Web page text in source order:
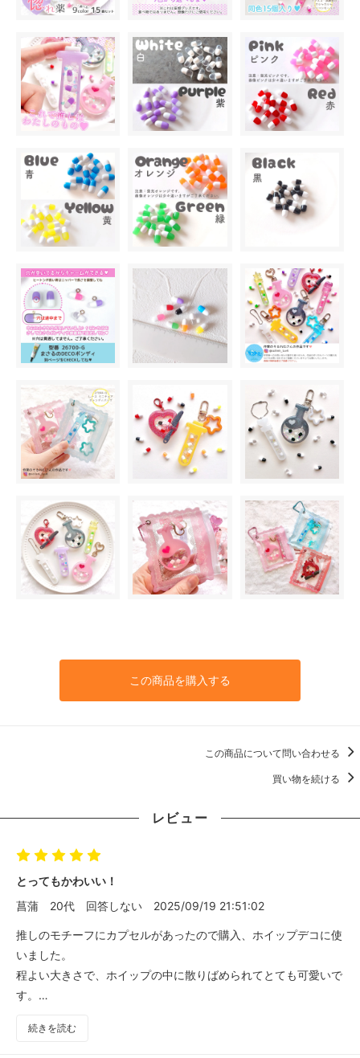
この商品を購入する
この商品について問い合わせる
買い物を続ける
レビュー
とってもかわいい！
菖蒲
20代 回答しない 2025/09/19 21:51:02
推しのモチーフにカプセルがあったので購入、ホイップデコに使
いました。
程よい大きさで、ホイップの中に散りばめられてとても可愛いで
す。
続きを読む